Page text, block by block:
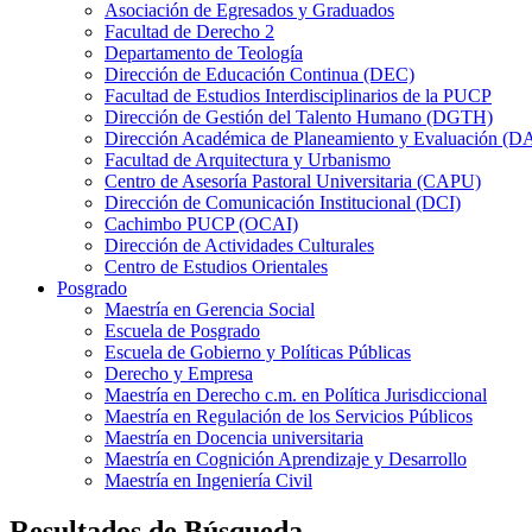
Asociación de Egresados y Graduados
Facultad de Derecho 2
Departamento de Teología
Dirección de Educación Continua (DEC)
Facultad de Estudios Interdisciplinarios de la PUCP
Dirección de Gestión del Talento Humano (DGTH)
Dirección Académica de Planeamiento y Evaluación
Facultad de Arquitectura y Urbanismo
Centro de Asesoría Pastoral Universitaria (CAPU)
Dirección de Comunicación Institucional (DCI)
Cachimbo PUCP (OCAI)
Dirección de Actividades Culturales
Centro de Estudios Orientales
Posgrado
Maestría en Gerencia Social
Escuela de Posgrado
Escuela de Gobierno y Políticas Públicas
Derecho y Empresa
Maestría en Derecho c.m. en Política Jurisdiccional
Maestría en Regulación de los Servicios Públicos
Maestría en Docencia universitaria
Maestría en Cognición Aprendizaje y Desarrollo
Maestría en Ingeniería Civil